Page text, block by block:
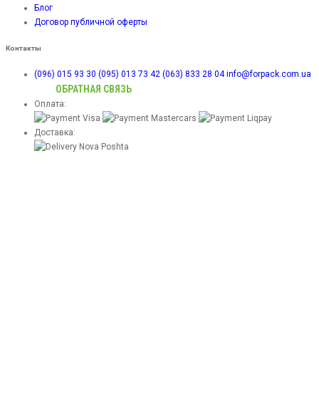
Блог
Договор публичной оферты
Контакты
(096) 015 93 30 (095) 013 73 42 (063) 833 28 04 info@forpack.com.ua
ОБРАТНАЯ СВЯЗЬ
Оплата:
Доставка: